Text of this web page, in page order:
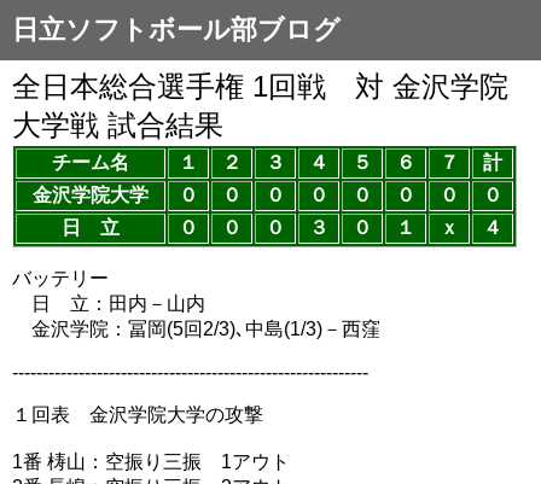
日立ソフトボール部ブログ
全日本総合選手権 1回戦 対 金沢学院
大学戦 試合結果
チーム名 １ ２ ３ ４ ５ ６ ７
計
金沢学院大学
０ ０ ０ ０ ０ ０ ０
０
日 立
０ ０ ０ ３ ０ １ ｘ ４
バッテリー
日 立：田内－山内
金沢学院：冨岡(5回2/3)､中島(1/3)－西窪
-----------------------------------------------------------
１回表 金沢学院大学の攻撃
1番 梼山：空振り三振 1アウト